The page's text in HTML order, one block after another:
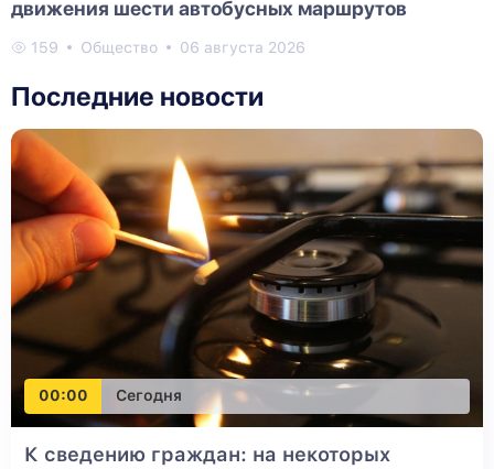
движения шести автобусных маршрутов
159 Общество 06 августа 2026
Последние новости
00:00 Сегодня
К сведению граждан: на некоторых